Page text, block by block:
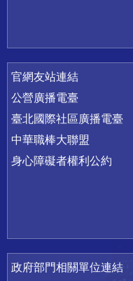
官網友站連結
公營廣播電臺
臺北國際社區廣播電臺
中華職棒大聯盟
身心障礙者權利公約
政府部門相關單位連結